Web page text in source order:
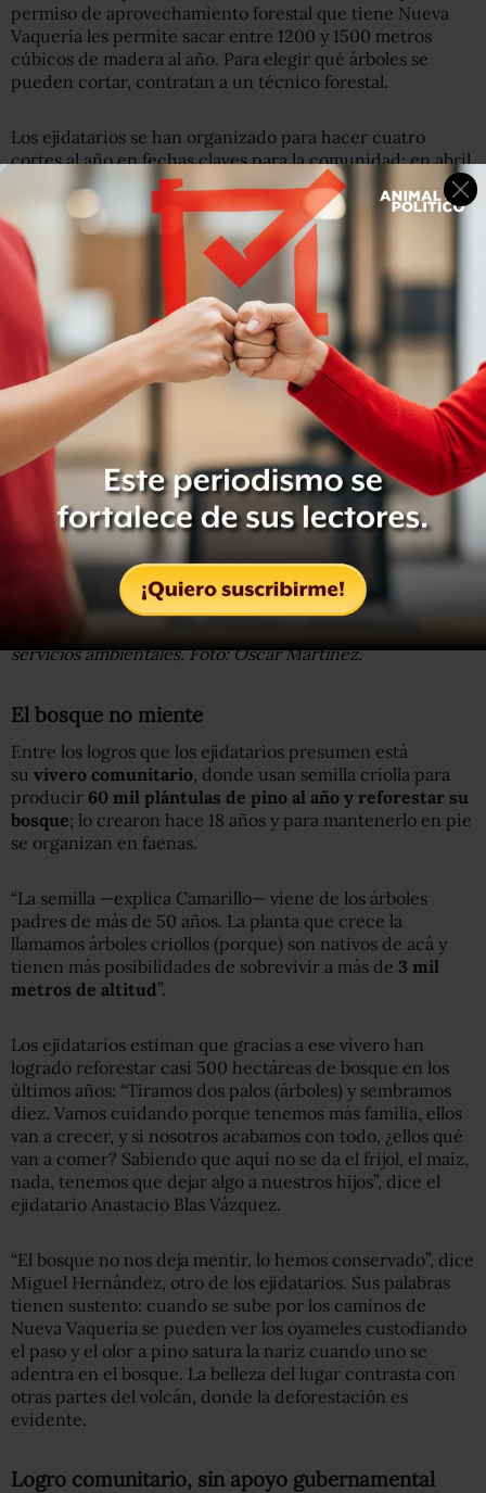
permiso de aprovechamiento forestal que tiene Nueva
Vaquería les permite sacar entre 1200 y 1500 metros
cúbicos de madera al año. Para elegir qué árboles se
pueden cortar, contratan a un técnico forestal.
Los ejidatarios se han organizado para hacer cuatro
cortes al año en fechas claves para la comunidad: en abril,
para prepararse rumbo a la Semana Santa; en junio,
cuando el pueblo organiza su fiesta patronal; en octubre,
para la fiesta de Todos Santos, y en diciembre.
La madera se vende en trozos y tablas a municipios
cercanos de Veracruz y en Puebla; lo que sobra se utiliza
para fabricar guacales, cajas de madera para transportar
fruta y verdura. Algunos ejidatarios tienen pequeños
talleres para procesar los cortes.
Como parte de su programa de manejo forestal, la
comunidad tiene un
área de conservación y servicios
ambientalesde cerca de 100 hectáreas. Además, una de
las reglas máximas es reforestar aquellas zonas en donde
se talaron árboles. El objetivo es no permitir que el
bosque se acabe.
Como parte de su programa de manejo forestal, la
servicios ambientales. Foto: Óscar Martínez.
El bosque no miente
Entre los logros que los ejidatarios presumen está
su vivero comunitario , donde usan semilla criolla para
producir 60 mil plántulas de pino al año y reforestar su
bosque; lo crearon hace 18 años y para mantenerlo en pie
se organizan en faenas.
“La semilla —explica Camarillo— viene de los árboles
padres de más de 50 años. La planta que crece la
llamamos árboles criollos (porque) son nativos de acá y
tienen más posibilidades de sobrevivir a más de 3 mil
metros de altitud”.
Los ejidatarios estiman que gracias a ese vivero han
logrado reforestar casi 500 hectáreas de bosque en los
últimos años: “Tiramos dos palos (árboles) y sembramos
diez. Vamos cuidando porque tenemos más familia, ellos
van a crecer, y si nosotros acabamos con todo, ¿ellos qué
van a comer? Sabiendo que aquí no se da el frijol, el maíz,
nada, tenemos que dejar algo a nuestros hijos”, dice el
ejidatario Anastacio Blas Vázquez.
“El bosque no nos deja mentir, lo hemos conservado”, dice
Miguel Hernández, otro de los ejidatarios. Sus palabras
tienen sustento: cuando se sube por los caminos de
Nueva Vaquería se pueden ver los oyameles custodiando
el paso y el olor a pino satura la nariz cuando uno se
adentra en el bosque. La belleza del lugar contrasta con
otras partes del volcán, donde la deforestación es
evidente.
Logro comunitario, sin apoyo gubernamental